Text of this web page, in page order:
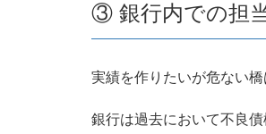
③ 銀行内での担
実績を作りたいが危ない
銀行は過去において不良